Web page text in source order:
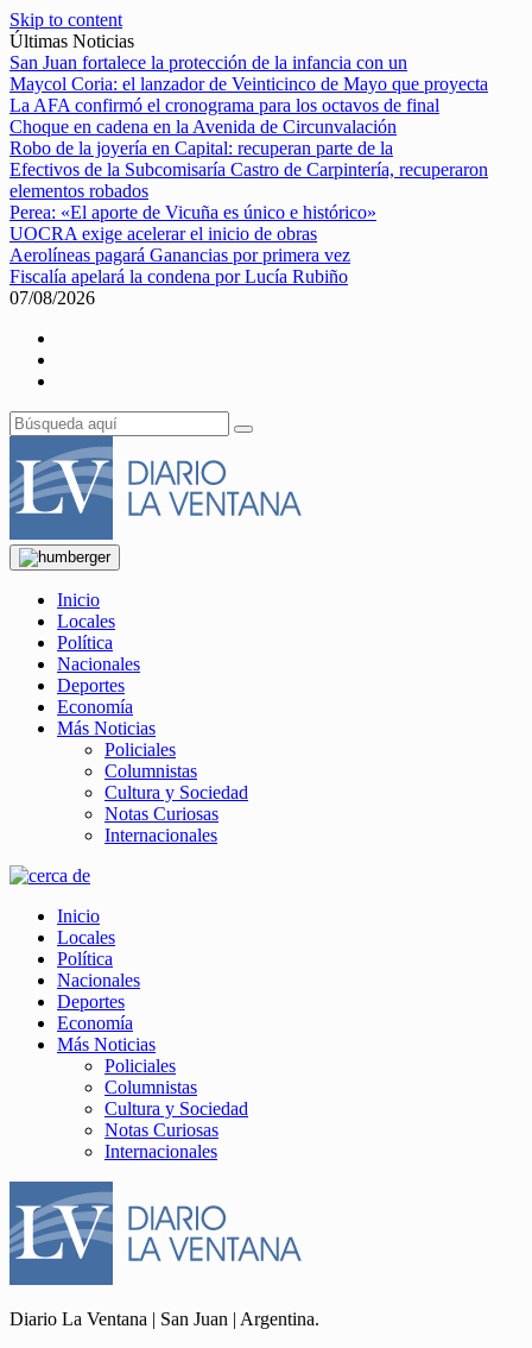
Skip to content
Últimas Noticias
San Juan fortalece la protección de la infancia con un
Maycol Coria: el lanzador de Veinticinco de Mayo que proyecta
La AFA confirmó el cronograma para los octavos de final
Choque en cadena en la Avenida de Circunvalación
Robo de la joyería en Capital: recuperan parte de la
Efectivos de la Subcomisaría Castro de Carpintería, recuperaron
elementos robados
Perea: «El aporte de Vicuña es único e histórico»
UOCRA exige acelerar el inicio de obras
Aerolíneas pagará Ganancias por primera vez
Fiscalía apelará la condena por Lucía Rubiño
07/08/2026
Inicio
Locales
Política
Nacionales
Deportes
Economía
Más Noticias
Policiales
Columnistas
Cultura y Sociedad
Notas Curiosas
Internacionales
Inicio
Locales
Política
Nacionales
Deportes
Economía
Más Noticias
Policiales
Columnistas
Cultura y Sociedad
Notas Curiosas
Internacionales
Diario La Ventana | San Juan | Argentina.